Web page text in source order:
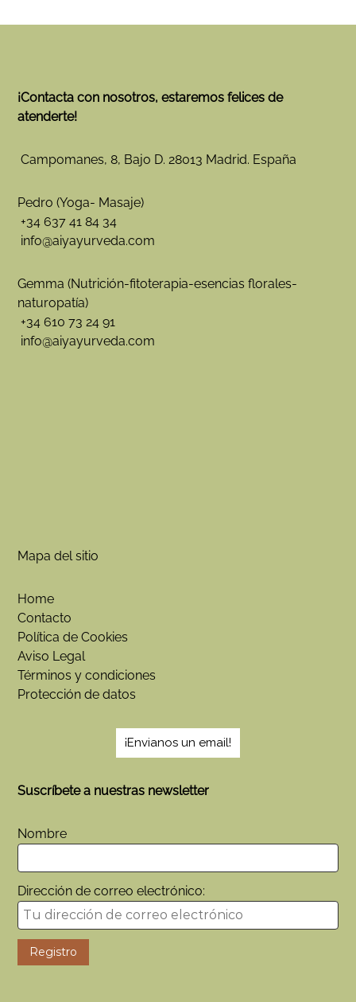
¡Contacta con nosotros, estaremos felices de
atenderte!
Campomanes, 8, Bajo D. 28013 Madrid. España
Pedro (Yoga- Masaje)
+34 637 41 84 34
info@aiyayurveda.com
Gemma (Nutrición-fitoterapia-esencias florales-
naturopatía)
+34 610 73 24 91
info@aiyayurveda.com
Mapa del sitio
Home
Contacto
Política de Cookies
Aviso Legal
Términos y condiciones
Protección de datos
¡Envianos un email!
Suscríbete a nuestras newsletter
Nombre
Dirección de correo electrónico: